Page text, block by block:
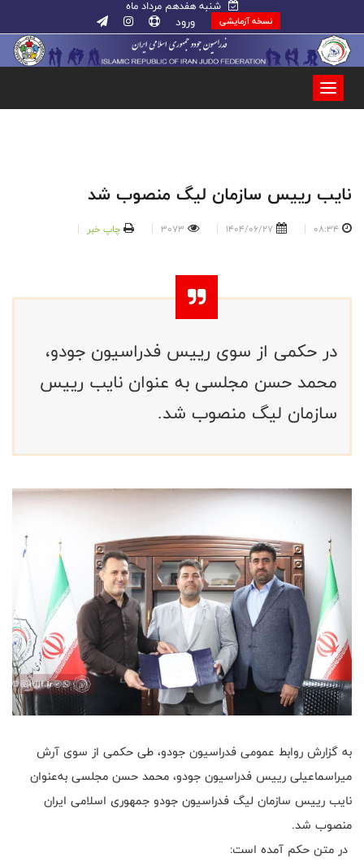
شنبه هفدهم مرداد ماه
نسخه آزمایشی ورود
نایب رییس سازمان لیگ منصوب شد
08:34
1404/06/27
3073 چاپ خبر
در حکمی از سوی رییس فدراسیون جودو،
محمد حسن مجلسی به عنوان نایب رییس
سازمان لیگ منصوب شد.
به گزارش روابط عمومی فدراسیون جودو، طی حکمی از سوی آرش
میراسماعیلی رییس فدراسیون جودو، محمد حسن مجلسی به‌عنوان
نایب رییس سازمان لیگ فدراسیون جودو جمهوری اسلامی ایران
منصوب شد.